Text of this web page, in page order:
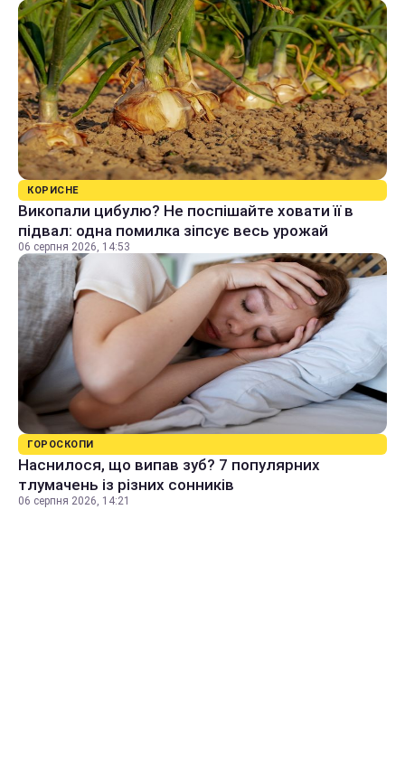
КОРИСНЕ
Викопали цибулю? Не поспішайте ховати її в
підвал: одна помилка зіпсує весь урожай
06 серпня 2026, 14:53
ГОРОСКОПИ
Наснилося, що випав зуб? 7 популярних
тлумачень із різних сонників
06 серпня 2026, 14:21